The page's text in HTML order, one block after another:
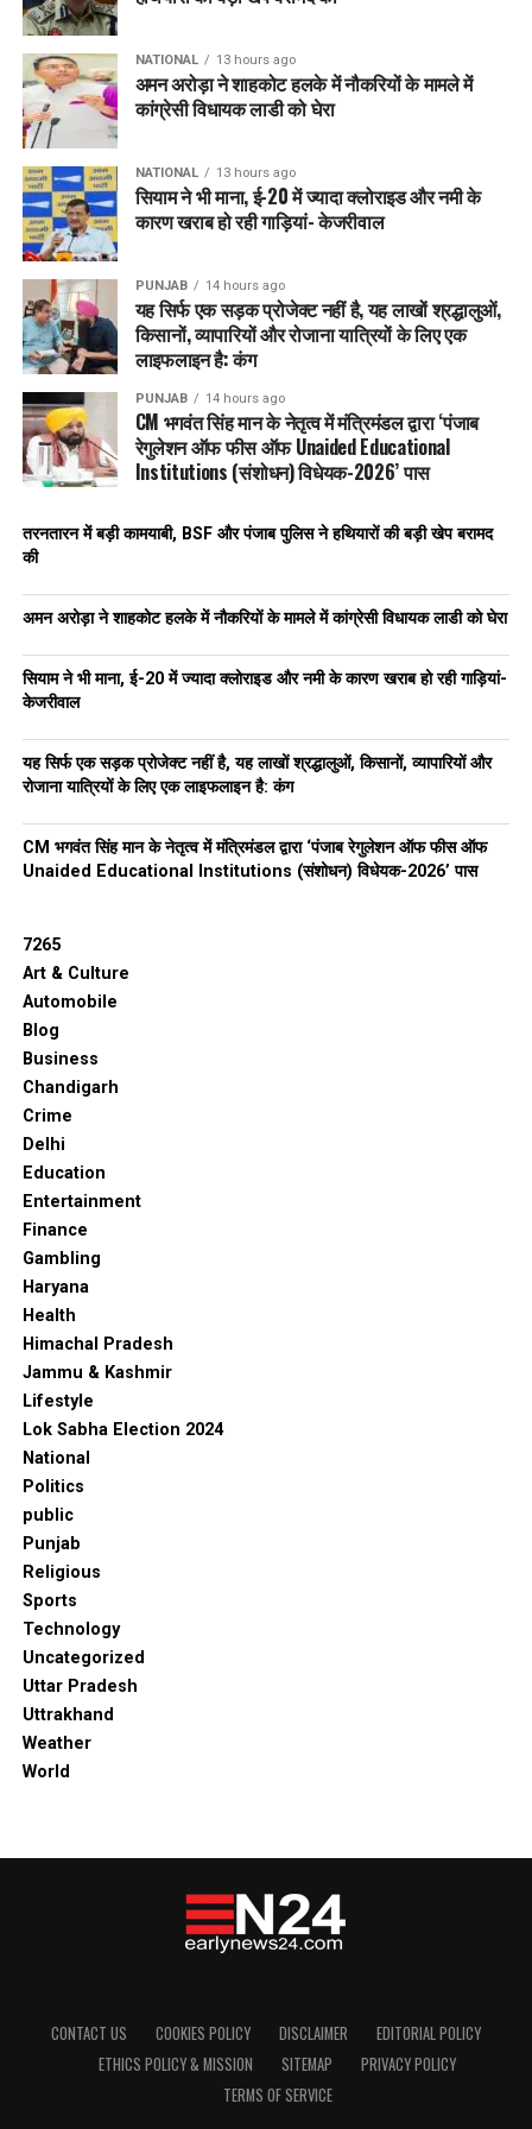
NATIONAL 13 hours ago
अमन अरोड़ा ने शाहकोट हलके में नौकरियों के मामले में
कांग्रेसी विधायक लाडी को घेरा
NATIONAL 13 hours ago
सियाम ने भी माना, ई-20 में ज्यादा क्लोराइड और नमी के
कारण खराब हो रही गाड़ियां- केजरीवाल
PUNJAB 14 hours ago
यह सिर्फ एक सड़क प्रोजेक्ट नहीं है, यह लाखों श्रद्धालुओं,
किसानों, व्यापारियों और रोजाना यात्रियों के लिए एक
लाइफलाइन है: कंग
PUNJAB 14 hours ago
CM भगवंत सिंह मान के नेतृत्व में मंत्रिमंडल द्वारा ‘पंजाब
रेगुलेशन ऑफ फीस ऑफ Unaided Educational
Institutions (संशोधन) विधेयक-2026’ पास
तरनतारन में बड़ी कामयाबी, BSF और पंजाब पुलिस ने हथियारों की बड़ी खेप बरामद
की
अमन अरोड़ा ने शाहकोट हलके में नौकरियों के मामले में कांग्रेसी विधायक लाडी को घेरा
सियाम ने भी माना, ई-20 में ज्यादा क्लोराइड और नमी के कारण खराब हो रही गाड़ियां-
केजरीवाल
यह सिर्फ एक सड़क प्रोजेक्ट नहीं है, यह लाखों श्रद्धालुओं, किसानों, व्यापारियों और
रोजाना यात्रियों के लिए एक लाइफलाइन है: कंग
CM भगवंत सिंह मान के नेतृत्व में मंत्रिमंडल द्वारा ‘पंजाब रेगुलेशन ऑफ फीस ऑफ
Unaided Educational Institutions (संशोधन) विधेयक-2026’ पास
7265
Art & Culture
Automobile
Blog
Business
Chandigarh
Crime
Delhi
Education
Entertainment
Finance
Gambling
Haryana
Health
Himachal Pradesh
Jammu & Kashmir
Lifestyle
Lok Sabha Election 2024
National
Politics
public
Punjab
Religious
Sports
Technology
Uncategorized
Uttar Pradesh
Uttrakhand
Weather
World
CONTACT US COOKIES POLICY DISCLAIMER
EDITORIAL POLICY
ETHICS POLICY & MISSION
SITEMAP
PRIVACY POLICY
TERMS OF SERVICE